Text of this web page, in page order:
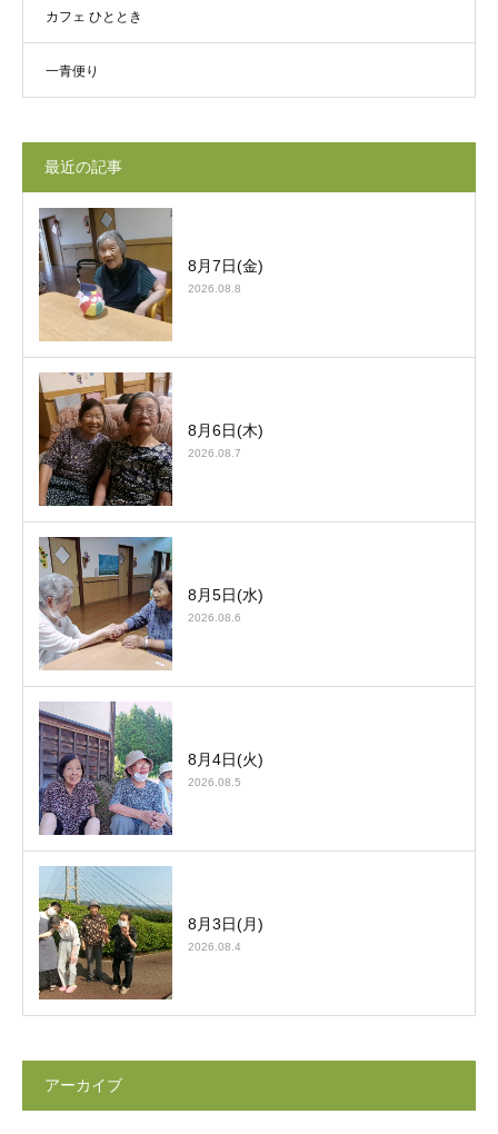
カフェ ひととき
一青便り
最近の記事
8月7日(金)
2026.08.8
8月6日(木)
2026.08.7
8月5日(水)
2026.08.6
8月4日(火)
2026.08.5
8月3日(月)
2026.08.4
アーカイブ